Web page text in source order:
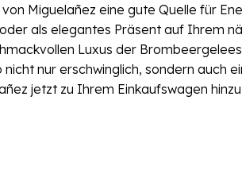
Miguelañez eine gute Quelle für
als elegantes Präsent auf Ihrem
Luxus der
nur erschwinglich, sondern auch
jetzt zu Ihrem Einkaufswagen